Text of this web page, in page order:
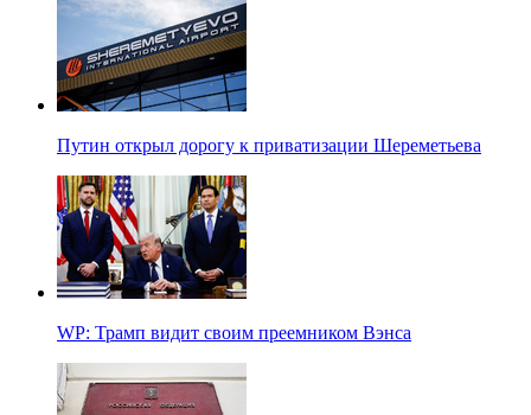
Путин открыл дорогу к приватизации Шереметьева
WP: Трамп видит своим преемником Вэнса